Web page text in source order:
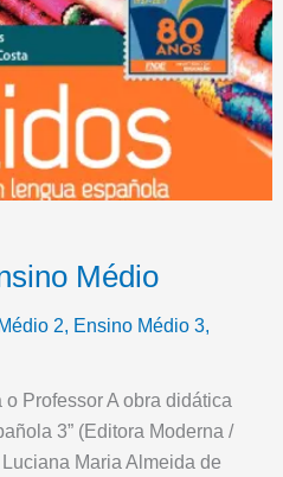
Médio
2, Ensino Médio 3,
Professor A obra didática
3” (Editora Moderna /
Maria Almeida de